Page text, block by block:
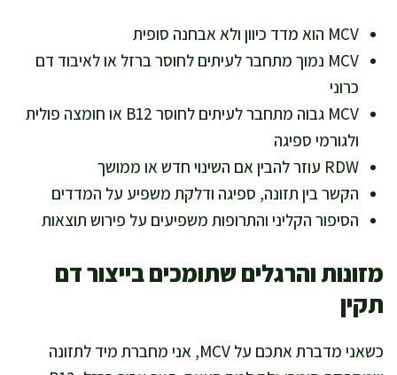
MCV הוא מדד כיוון ולא אבחנה סופית
MCV נמוך מתחבר לעיתים לחוסר ברזל או לאיבוד דם
כרוני
MCV גבוה מתחבר לעיתים לחוסר B12 או חומצה פולית
ולגורמי ספיגה
RDW עוזר להבין אם השינוי חדש או ממושך
הקשר בין תזונה, ספיגה ודלקת משפיע על המדדים
הסיפור הקליני והתרופות משפיעים על פירוש תוצאות
מזונות והרגלים שתומכים בייצור דם
תקין
כשאני מדברת אתכם על MCV, אני מחברת מיד לתזונה